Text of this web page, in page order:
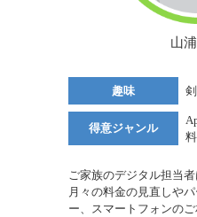
山
趣味
得意ジャンル
ご家族のデジタル担当
月々の料金の見直しや
ー、スマートフォンの